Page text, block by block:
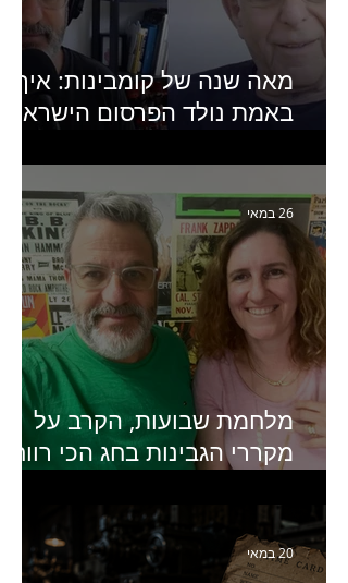
מאה שנה של קומבינות: איך
באמת נולד הפרסום
מחבר הספר "מסע פרסום:
פרקים בחיי הפרסום
מלחמת שבועות, הקרב על
מקררי הגבינות בחג הכי רווחי
סמנכ״לית השיווק והמכירות
של מחלבות גד
26 במאי
20 במאי